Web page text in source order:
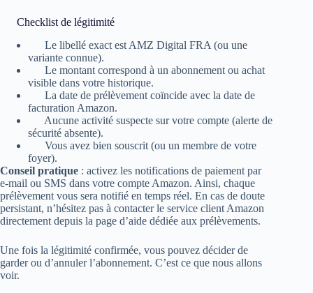
Checklist de légitimité
Le libellé exact est AMZ Digital FRA (ou une
variante connue).
Le montant correspond à un abonnement ou achat
visible dans votre historique.
La date de prélèvement coïncide avec la date de
facturation Amazon.
Aucune activité suspecte sur votre compte (alerte de
sécurité absente).
Vous avez bien souscrit (ou un membre de votre
foyer).
Conseil pratique : activez les notifications de paiement par
e‑mail ou SMS dans votre compte Amazon. Ainsi, chaque
prélèvement vous sera notifié en temps réel. En cas de doute
persistant, n’hésitez pas à contacter le service client Amazon
directement depuis la page d’aide dédiée aux prélèvements.
Une fois la légitimité confirmée, vous pouvez décider de
garder ou d’annuler l’abonnement. C’est ce que nous allons
voir.